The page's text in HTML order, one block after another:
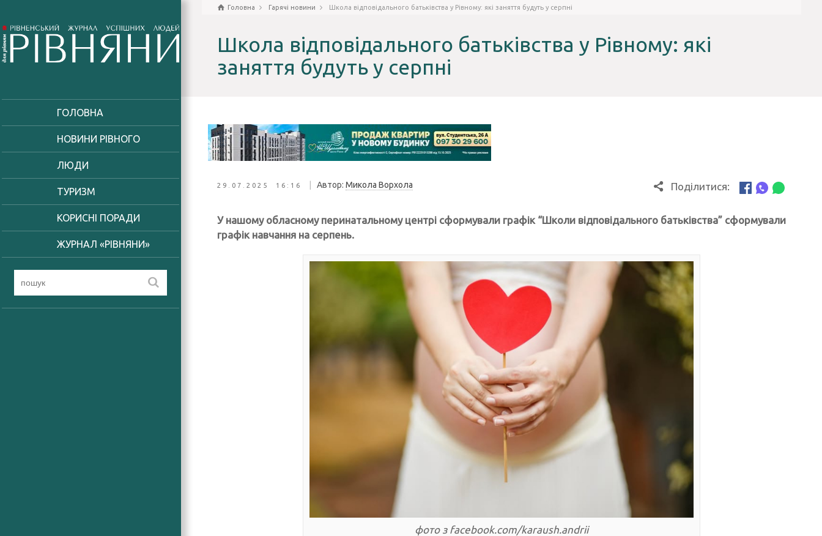
ГОЛОВНА
НОВИНИ РІВНОГО
ЛЮДИ
ТУРИЗМ
КОРИСНІ ПОРАДИ
ЖУРНАЛ «РІВНЯНИ»
Головна Гарячі новини Школа відповідального батьківства у Рівному: які заняття будуть у серпні
Школа відповідального батьківства у Рівному: які
заняття будуть у серпні
29.07.2025 16:16 Автор: Микола Ворхола Поділитися:
У нашому обласному перинатальному центрі сформували графік “Школи відповідального батьківства” сформували
графік навчання на серпень.
фото з facebook.com/karaush.andrii